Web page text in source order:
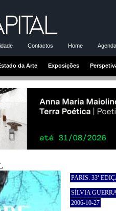
Contactos Home
da Arte Exposições
PARIS: 33ª
SÍLVIA
2006-10-27